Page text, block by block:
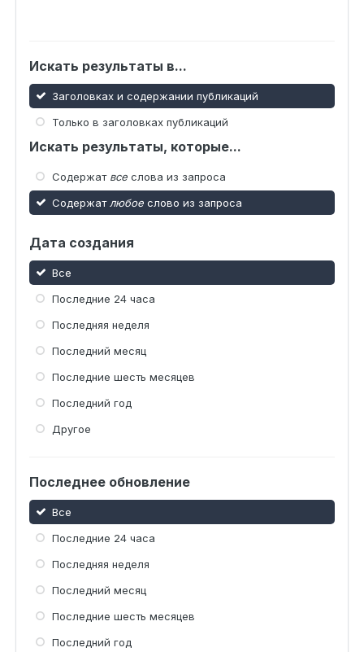
Искать результаты в...
Заголовках и содержании публикаций
Только в заголовках публикаций
Искать результаты, которые...
Содержат все слова из запроса
Содержат любое слово из запроса
Дата создания
Все
Последние 24 часа
Последняя неделя
Последний месяц
Последние шесть месяцев
Последний год
Другое
Последнее обновление
Все
Последние 24 часа
Последняя неделя
Последний месяц
Последние шесть месяцев
Последний год